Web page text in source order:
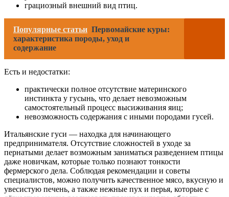
грациозный внешний вид птиц.
Популярные статьи Первомайские куры:
характеристика породы, уход и
содержание
Есть и недостатки:
практически полное отсутствие материнского
инстинкта у гусынь, что делает невозможным
самостоятельный процесс высиживания яиц;
невозможность содержания с иными породами гусей.
Итальянские гуси — находка для начинающего
предпринимателя. Отсутствие сложностей в уходе за
пернатыми делает возможным заниматься разведением птицы
даже новичкам, которые только познают тонкости
фермерского дела. Соблюдая рекомендации и советы
специалистов, можно получить качественное мясо, вкусную и
увесистую печень, а также нежные пух и перья, которые с